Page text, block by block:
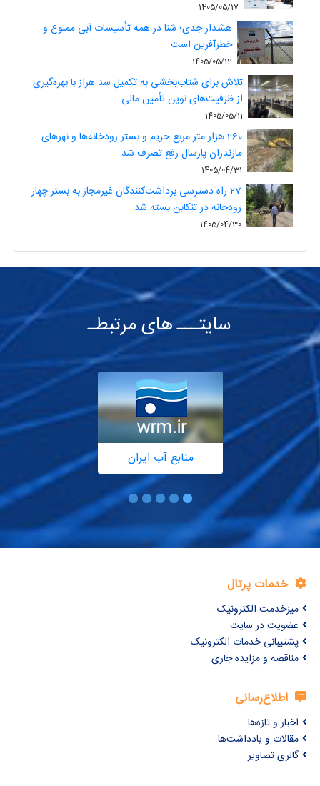
1405/05/17
هشدار جدی؛ شنا در همه تأسیسات آبی ممنوع و
خطرآفرین است
1405/05/12
تلاش برای شتاب‌بخشی به تکمیل سد هراز با بهره‌گیری
از ظرفیت‌های نوین تأمین مالی
1405/05/11
260 هزار متر مربع حریم و بستر رودخانه‌ها و نهرهای
مازندران پارسال رفع تصرف شد
1405/04/31
27 راه دسترسی برداشت‌کنندگان غیرمجاز به بستر چهار
رودخانه در تنکابن بسته شد
1405/04/30
سایتـــ های مرتبطـ
منابع آب ایران
خدمات پرتال
میزخدمت الکترونیک
عضویت در سایت
پشتیبانی خدمات الکترونیک
مناقصه و مزایده جاری
اطلاع‌رسانی
اخبار و تازه‌ها
مقالات و یادداشت‌ها
گالری تصاویر